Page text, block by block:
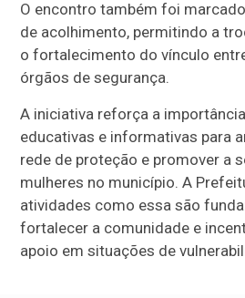
O encontro também foi
de acolhimento, permitindo a
o fortalecimento do vínculo
órgãos de segurança.
A iniciativa reforça a
educativas e informativas para
rede de proteção e promover a
mulheres no município. A
atividades como essa são
fortalecer a comunidade e
apoio em situações de